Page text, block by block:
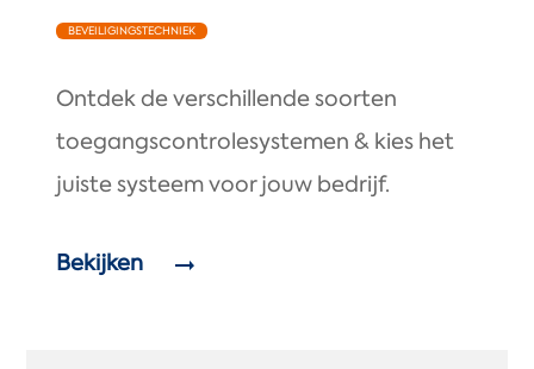
BEVEILIGINGSTECHNIEK
Ontdek de verschillende soorten
toegangscontrolesystemen & kies het
juiste systeem voor jouw bedrijf.
Bekijken